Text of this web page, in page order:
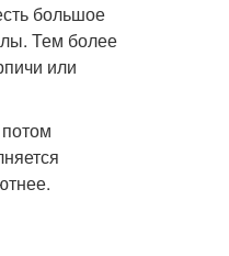
большое
Тем более
или